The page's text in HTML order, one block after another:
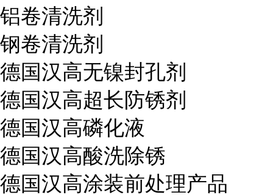
铝卷清洗剂
钢卷清洗剂
德国汉高无镍封孔剂
德国汉高超长防锈剂
德国汉高磷化液
德国汉高酸洗除锈
德国汉高涂装前处理产品